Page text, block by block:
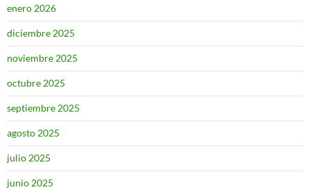
enero 2026
diciembre 2025
noviembre 2025
octubre 2025
septiembre 2025
agosto 2025
julio 2025
junio 2025